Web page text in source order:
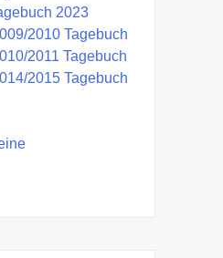
2023
2010 Tagebuch
2011 Tagebuch
2015 Tagebuch